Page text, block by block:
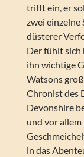
trifft ein, er
zwei einzelne
düsterer
Der fühlt sich
ihn wichtige
Watsons
Chronist des
Devonshire
und vor
in das